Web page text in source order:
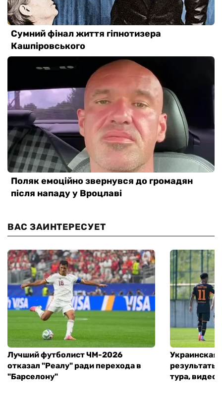
ВАС ЗАИНТЕРЕСУЕТ
Лучший футболист ЧМ-2026
отказал "Реалу" ради перехода в
"Барселону"
Украинская
результаты
тура, видео